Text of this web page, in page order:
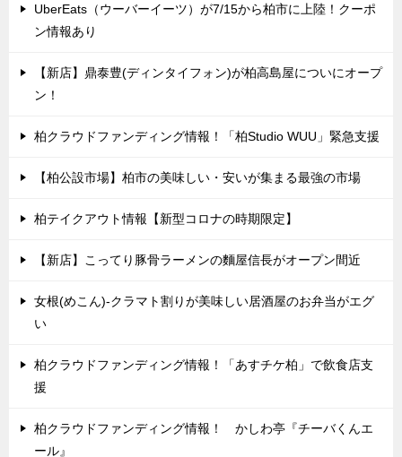
UberEats（ウーバーイーツ）が7/15から柏市に上陸！クーポ
ン情報あり
【新店】鼎泰豊(ディンタイフォン)が柏高島屋についにオープ
ン！
柏クラウドファンディング情報！「柏Studio WUU」緊急支援
【柏公設市場】柏市の美味しい・安いが集まる最強の市場
柏テイクアウト情報【新型コロナの時期限定】
【新店】こってり豚骨ラーメンの麵屋信長がオープン間近
女根(めこん)-クラマト割りが美味しい居酒屋のお弁当がエグ
い
柏クラウドファンディング情報！「あすチケ柏」で飲食店支
援
柏クラウドファンディング情報！ かしわ亭『チーバくんエ
ール』